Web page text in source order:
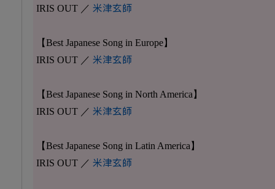
IRIS OUT ／ 米津玄師
【Best Japanese Song in Europe】
IRIS OUT ／ 米津玄師
【Best Japanese Song in North America】
IRIS OUT ／ 米津玄師
【Best Japanese Song in Latin America】
IRIS OUT ／ 米津玄師